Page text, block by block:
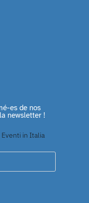
es de nos
newsletter !
Eventi in Italia